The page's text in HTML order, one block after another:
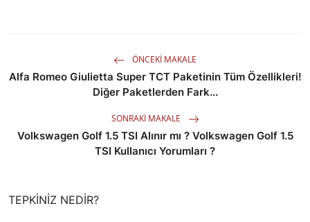
ÖNCEKI MAKALE
Alfa Romeo Giulietta Super TCT Paketinin Tüm Özellikleri!
Diğer Paketlerden Fark...
SONRAKI MAKALE
Volkswagen Golf 1.5 TSI Alınır mı ? Volkswagen Golf 1.5
TSI Kullanıcı Yorumları ?
TEPKINIZ NEDIR?